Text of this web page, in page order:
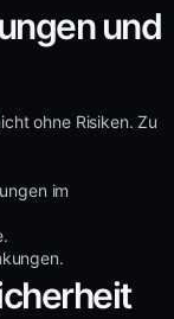
und
ohne Risiken. Zu
im